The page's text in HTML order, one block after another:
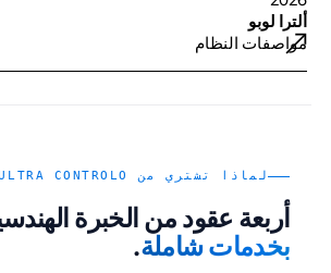
ألترا لوبو
مواصفات النظام
لماذا تشتري من ULTRA CONTROLO
أربعة عقود من الخبرة
بخدمات شاملة.